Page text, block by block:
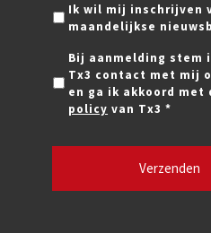
Ik wil mij inschrijven
maandelijkse
Bij aanmelding stem
Tx3 contact met mij
en ga ik akkoord met
policy van Tx3 *